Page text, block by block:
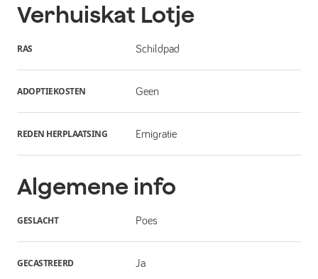
Verhuiskat Lotje
RAS Schildpad
ADOPTIEKOSTEN Geen
REDEN HERPLAATSING Emigratie
Algemene info
GESLACHT Poes
GECASTREERD Ja